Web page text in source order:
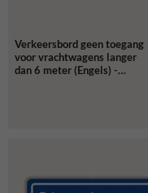
Verkeersbord geen toegang
voor vrachtwagens langer
dan 6 meter (Engels) -